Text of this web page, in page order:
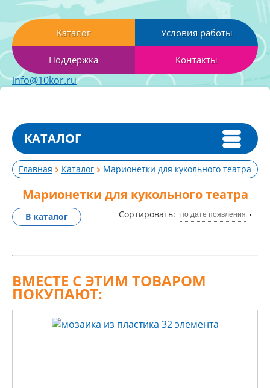
Каталог Условия работы
Поддержка Контакты
info@10kor.ru
КАТАЛОГ
Главная Каталог Марионетки для кукольного театра
Марионетки для кукольного театра
Сортировать: по дате появления
В каталог
ВМЕСТЕ С ЭТИМ ТОВАРОМ
ПОКУПАЮТ: